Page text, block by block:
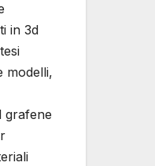
in 3d
modelli,
grafene